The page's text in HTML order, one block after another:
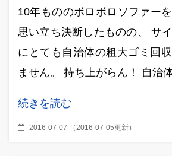
10年もののボロボロソファー
思い立ち決断したものの、 サ
にとても自治体の粗大ゴミ回
ません。 持ち上がらん！ 自治
続きを読む
2016-07-07 （ 2016-07-05更新）